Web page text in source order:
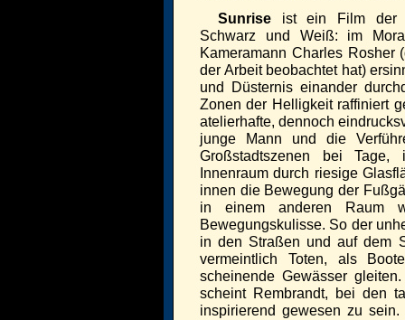
Sunrise ist ein Film der
Schwarz und Weiß: im
Kameramann Charles
der Arbeit beobachtet hat)
und Düsternis einander
Zonen der Helligkeit raffiniert
atelierhafte, dennoch
junge Mann und die
Großstadtszenen bei
Innenraum durch riesige
innen die Bewegung der
in einem anderen Raum
Bewegungskulisse. So der
in den Straßen und auf dem
vermeintlich Toten, als
scheinende Gewässer
scheint Rembrandt, bei den
inspirierend gewesen zu